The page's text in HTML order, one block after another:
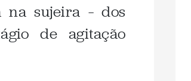
na sujeira – dos
de agitação